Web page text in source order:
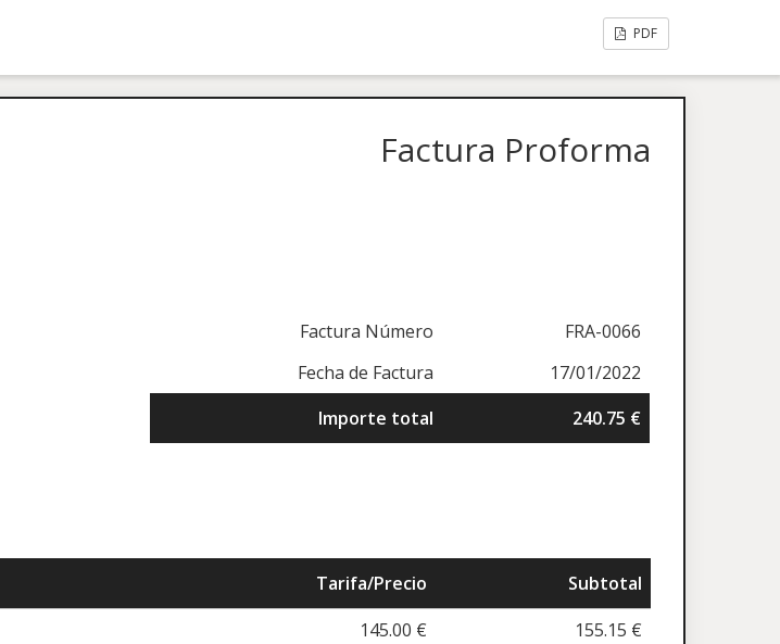
PDF
Factura Proforma
Factura Número
FRA-0066
Fecha de Factura
17/01/2022
Importe total
240.75 €
Tarifa/Precio
Subtotal
145.00 €
155.15 €